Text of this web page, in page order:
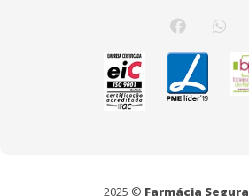
2025 © Farmácia Segura